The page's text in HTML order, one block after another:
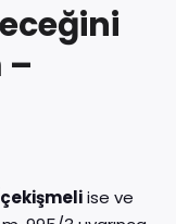
–
ise ve